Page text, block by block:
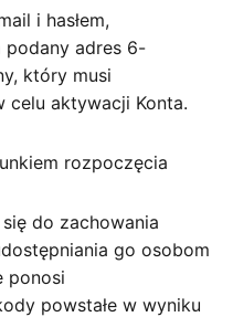
i hasłem,
adres 6-
który musi
aktywacji Konta.
rozpoczęcia
do zachowania
go osobom
ponosi
powstałe w wyniku